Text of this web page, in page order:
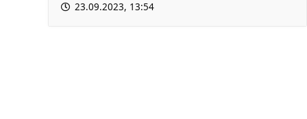
23.09.2023, 13:54